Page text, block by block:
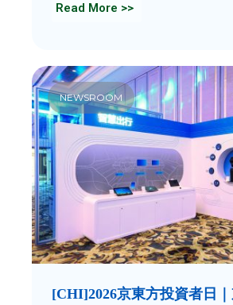
Read More >>
NEWSROOM
[CHI]2026京東方投資者日